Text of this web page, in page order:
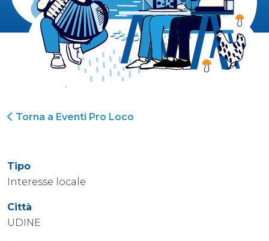
Torna a Eventi Pro Loco
Tipo
Interesse locale
Città
UDINE